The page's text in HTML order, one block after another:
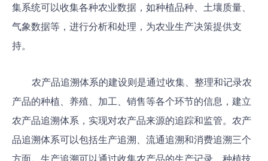
集系统可以收集各种农业数据，如种植品种、土壤质量、
气象数据等，进行分析和处理，为农业生产决策提供支
持。
农产品追溯体系的建设则是通过收集、整理和记录农
产品的种植、养殖、加工、销售等各个环节的信息，建立
农产品追溯体系，实现对农产品来源的追踪和监管。农产
品追溯体系可以包括生产追溯、流通追溯和消费追溯三个
方面。生产追溯可以通过收集农产品的生产记录、种植技